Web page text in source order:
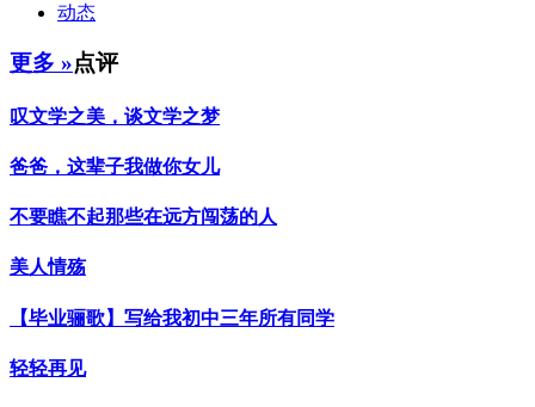
动态
更多 »点评
叹文学之美，谈文学之梦
爸爸，这辈子我做你女儿
不要瞧不起那些在远方闯荡的人
美人情殇
【毕业骊歌】写给我初中三年所有同学
轻轻再见